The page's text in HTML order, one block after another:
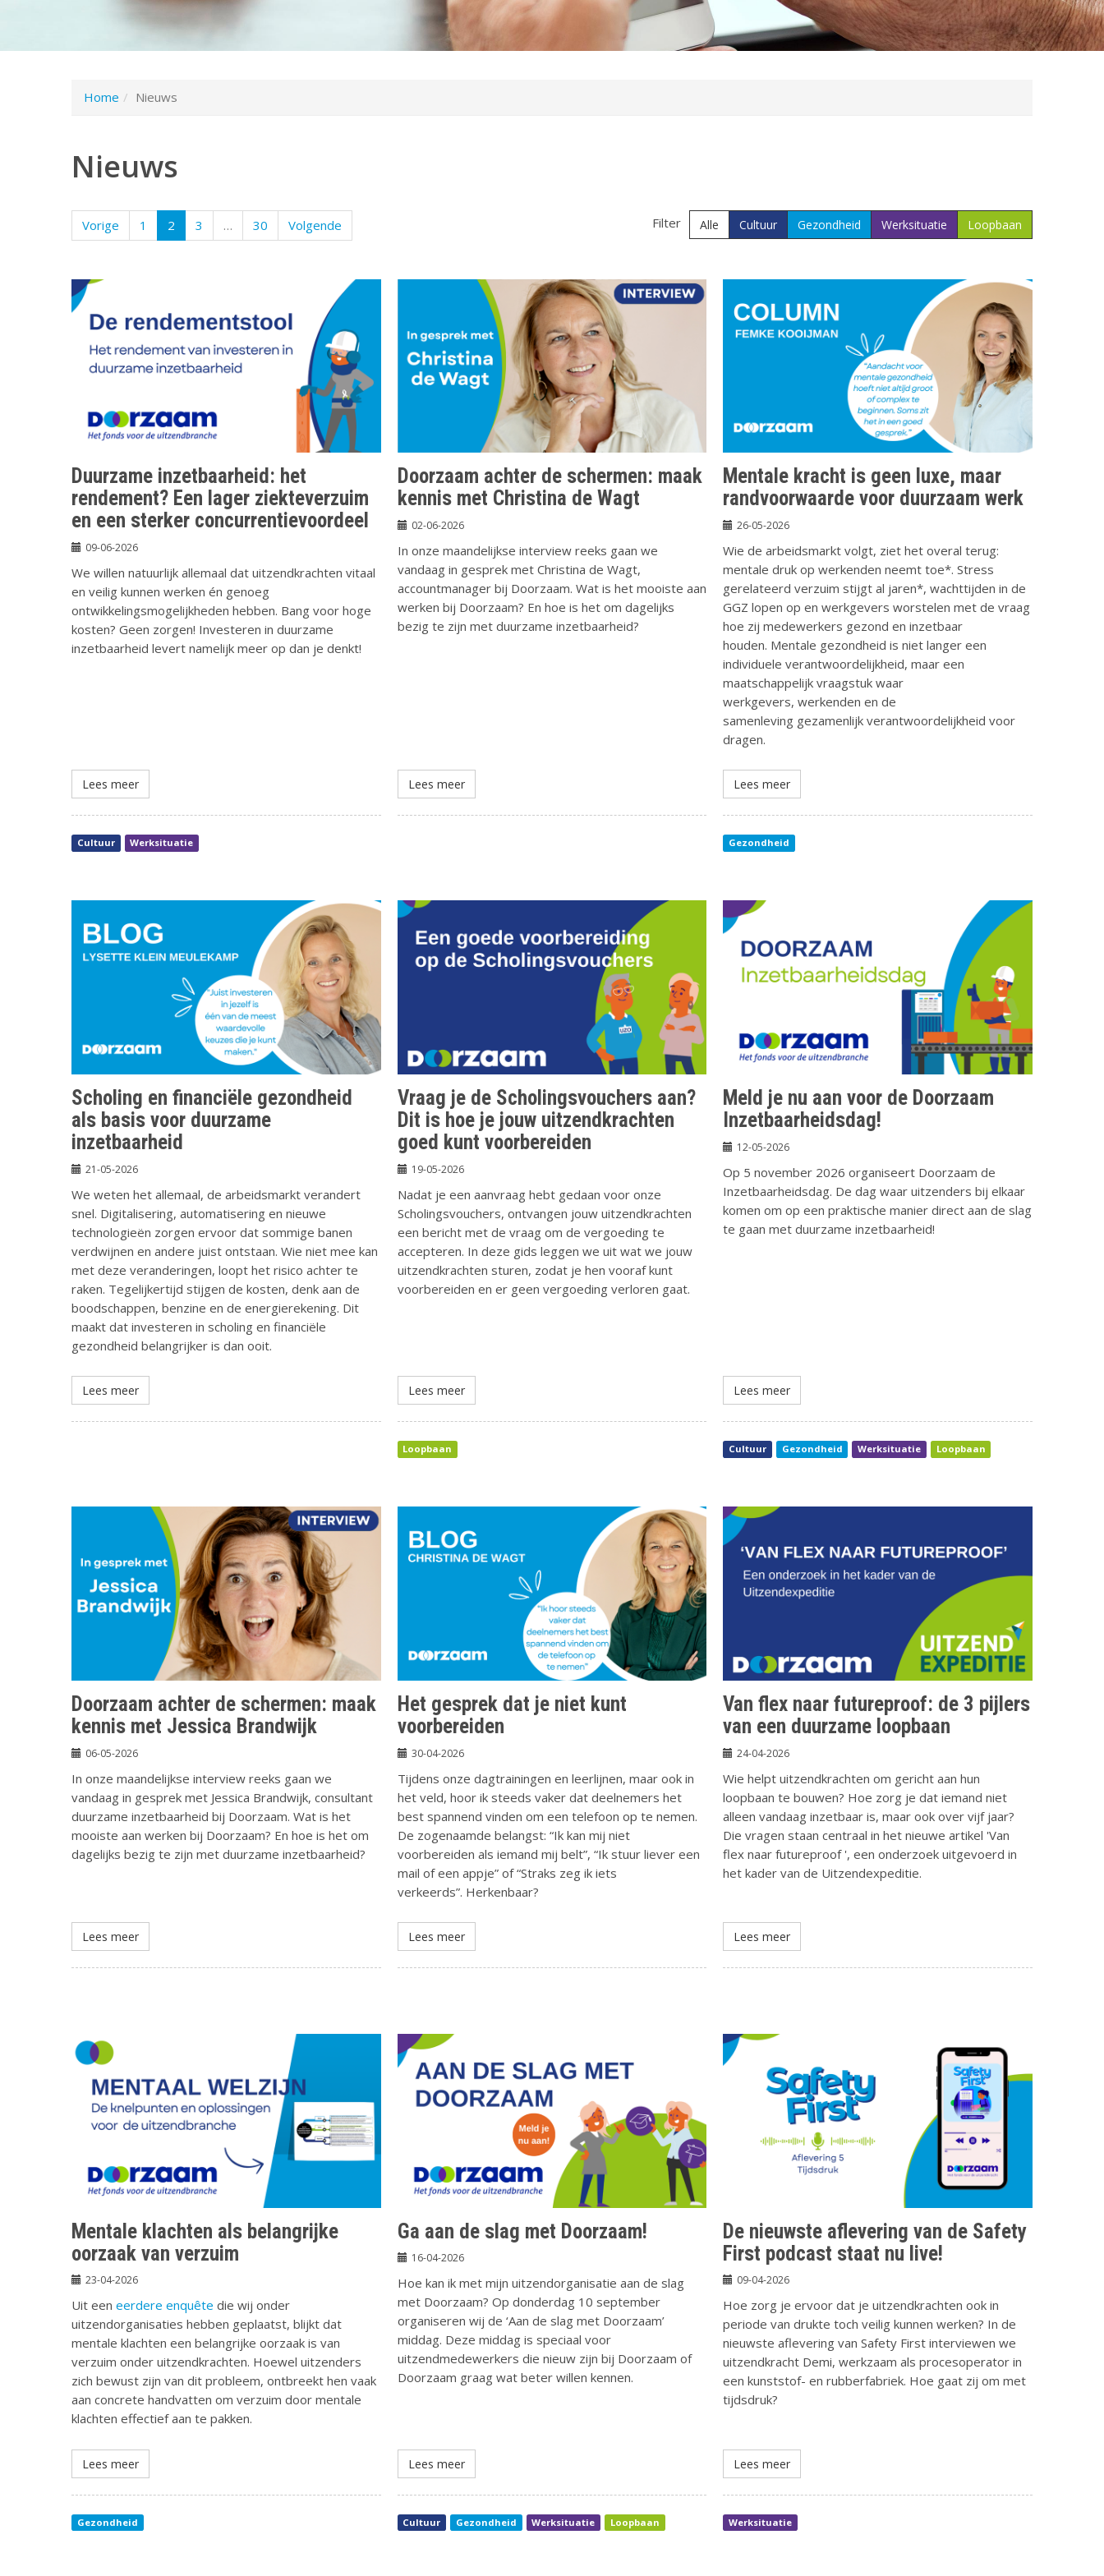
Home Nieuws
Nieuws
Filter Alle Cultuur Gezondheid Werksituatie Loopbaan
Vorige 1 2 3 … 30 Volgende
Duurzame inzetbaarheid: het
rendement? Een lager ziekteverzuim
en een sterker concurrentievoordeel
09-06-2026
We willen natuurlijk allemaal dat uitzendkrachten vitaal
en veilig kunnen werken én genoeg
ontwikkelingsmogelijkheden hebben. Bang voor hoge
kosten? Geen zorgen! Investeren in duurzame
inzetbaarheid levert namelijk meer op dan je denkt!
Lees meer
Cultuur Werksituatie
Doorzaam achter de schermen: maak
kennis met Christina de Wagt
02-06-2026
In onze maandelijkse interview reeks gaan we
vandaag in gesprek met Christina de Wagt,
accountmanager bij Doorzaam. Wat is het mooiste aan
werken bij Doorzaam? En hoe is het om dagelijks
bezig te zijn met duurzame inzetbaarheid?
Lees meer
Mentale kracht is geen luxe, maar
randvoorwaarde voor duurzaam werk
26-05-2026
Wie de arbeidsmarkt volgt, ziet het overal terug:
mentale druk op werkenden neemt toe*. Stress
gerelateerd verzuim stijgt al jaren*, wachttijden in de
GGZ lopen op en werkgevers worstelen met de vraag
hoe zij medewerkers gezond en inzetbaar
houden. Mentale gezondheid is niet langer een
individuele verantwoordelijkheid, maar een
maatschappelijk vraagstuk waar
werkgevers, werkenden en de
samenleving gezamenlijk verantwoordelijkheid voor
dragen.
Lees meer
Gezondheid
Scholing en financiële gezondheid
als basis voor duurzame
inzetbaarheid
21-05-2026
We weten het allemaal, de arbeidsmarkt verandert
snel. Digitalisering, automatisering en nieuwe
technologieën zorgen ervoor dat sommige banen
verdwijnen en andere juist ontstaan. Wie niet mee kan
met deze veranderingen, loopt het risico achter te
raken. Tegelijkertijd stijgen de kosten, denk aan de
boodschappen, benzine en de energierekening. Dit
maakt dat investeren in scholing en financiële
gezondheid belangrijker is dan ooit.
Lees meer
Vraag je de Scholingsvouchers aan?
Dit is hoe je jouw uitzendkrachten
goed kunt voorbereiden
19-05-2026
Nadat je een aanvraag hebt gedaan voor onze
Scholingsvouchers, ontvangen jouw uitzendkrachten
een bericht met de vraag om de vergoeding te
accepteren. In deze gids leggen we uit wat we jouw
uitzendkrachten sturen, zodat je hen vooraf kunt
voorbereiden en er geen vergoeding verloren gaat.
Lees meer
Loopbaan
Meld je nu aan voor de Doorzaam
Inzetbaarheidsdag!
12-05-2026
Op 5 november 2026 organiseert Doorzaam de
Inzetbaarheidsdag. De dag waar uitzenders bij elkaar
komen om op een praktische manier direct aan de slag
te gaan met duurzame inzetbaarheid!
Lees meer
Cultuur Gezondheid Werksituatie Loopbaan
Doorzaam achter de schermen: maak
kennis met Jessica Brandwijk
06-05-2026
In onze maandelijkse interview reeks gaan we
vandaag in gesprek met Jessica Brandwijk, consultant
duurzame inzetbaarheid bij Doorzaam. Wat is het
mooiste aan werken bij Doorzaam? En hoe is het om
dagelijks bezig te zijn met duurzame inzetbaarheid?
Lees meer
Het gesprek dat je niet kunt
voorbereiden
30-04-2026
Tijdens onze dagtrainingen en leerlijnen, maar ook in
het veld, hoor ik steeds vaker dat deelnemers het
best spannend vinden om een telefoon op te nemen.
De zogenaamde belangst: “Ik kan mij niet
voorbereiden als iemand mij belt”, “Ik stuur liever een
mail of een appje” of “Straks zeg ik iets
verkeerds”. Herkenbaar?
Lees meer
Van flex naar futureproof: de 3 pijlers
van een duurzame loopbaan
24-04-2026
Wie helpt uitzendkrachten om gericht aan hun
loopbaan te bouwen? Hoe zorg je dat iemand niet
alleen vandaag inzetbaar is, maar ook over vijf jaar?
Die vragen staan centraal in het nieuwe artikel 'Van
flex naar futureproof ', een onderzoek uitgevoerd in
het kader van de Uitzendexpeditie.
Lees meer
Mentale klachten als belangrijke
oorzaak van verzuim
23-04-2026
Uit een eerdere enquête die wij onder
uitzendorganisaties hebben geplaatst, blijkt dat
mentale klachten een belangrijke oorzaak is van
verzuim onder uitzendkrachten. Hoewel uitzenders
zich bewust zijn van dit probleem, ontbreekt hen vaak
aan concrete handvatten om verzuim door mentale
klachten effectief aan te pakken.
Lees meer
Gezondheid
Ga aan de slag met Doorzaam!
16-04-2026
Hoe kan ik met mijn uitzendorganisatie aan de slag
met Doorzaam? Op donderdag 10 september
organiseren wij de ‘Aan de slag met Doorzaam’
middag. Deze middag is speciaal voor
uitzendmedewerkers die nieuw zijn bij Doorzaam of
Doorzaam graag wat beter willen kennen.
Lees meer
Cultuur Gezondheid Werksituatie Loopbaan
De nieuwste aflevering van de Safety
First podcast staat nu live!
09-04-2026
Hoe zorg je ervoor dat je uitzendkrachten ook in
periode van drukte toch veilig kunnen werken? In de
nieuwste aflevering van Safety First interviewen we
uitzendkracht Demi, werkzaam als procesoperator in
een kunststof- en rubberfabriek. Hoe gaat zij om met
tijdsdruk?
Lees meer
Werksituatie